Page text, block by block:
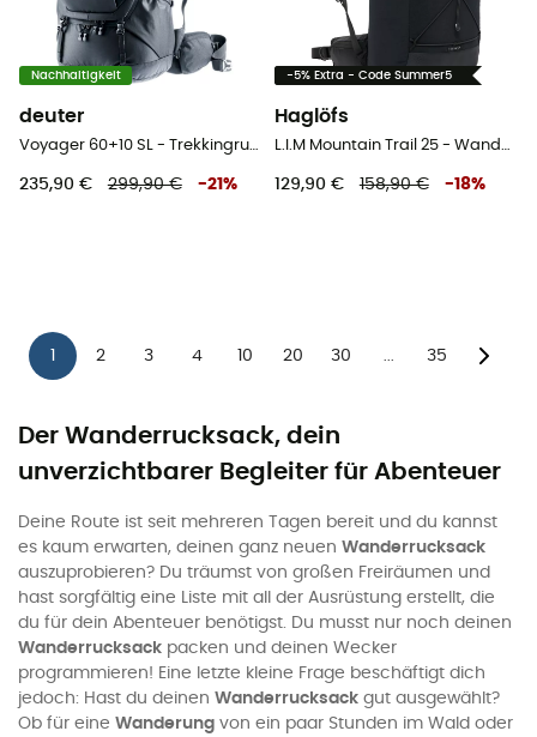
Nachhaltigkeit
deuter
Voyager 60+10 SL - Trekkingrucksack - Damen
235,90 € 299,90 € -21 %
-5% Extra - Code Summer5
Haglöfs
L.I.M Mountain Trail 25 - Wanderrucksack
129,90 € 158,90 € -18%
2 3 4 10 20 30 35
Der Wanderrucksack, dein
unverzichtbarer Begleiter für Abenteuer
Deine Route ist seit mehreren Tagen bereit und du kannst
es kaum erwarten, deinen ganz neuen Wanderrucksack
auszuprobieren? Du träumst von großen Freiräumen und
hast sorgfältig eine Liste mit all der Ausrüstung erstellt, die
du für dein Abenteuer benötigst. Du musst nur noch deinen
Wanderrucksack packen und deinen Wecker
programmieren! Eine letzte kleine Frage beschäftigt dich
jedoch: Hast du deinen Wanderrucksack gut ausgewählt?
Ob für eine Wanderung von ein paar Stunden im Wald oder